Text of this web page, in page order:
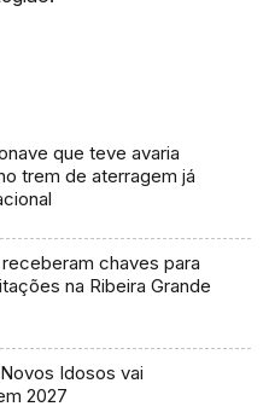
que teve avaria
trem de aterragem já
receberam chaves para
na Ribeira Grande
Idosos vai
2027